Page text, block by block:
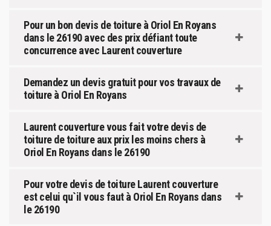
Pour un bon devis de toiture à Oriol En Royans
dans le 26190 avec des prix défiant toute
concurrence avec Laurent couverture
Demandez un devis gratuit pour vos travaux de
toiture à Oriol En Royans
Laurent couverture vous fait votre devis de
toiture de toiture aux prix les moins chers à
Oriol En Royans dans le 26190
Pour votre devis de toiture Laurent couverture
est celui qu`il vous faut à Oriol En Royans dans
le 26190